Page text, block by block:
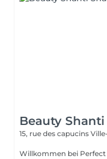
Beauty Shanti
15, rue des capucins
Willkommen bei Perfect